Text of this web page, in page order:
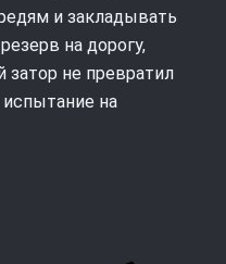
и закладывать
на дорогу,
не превратил
на